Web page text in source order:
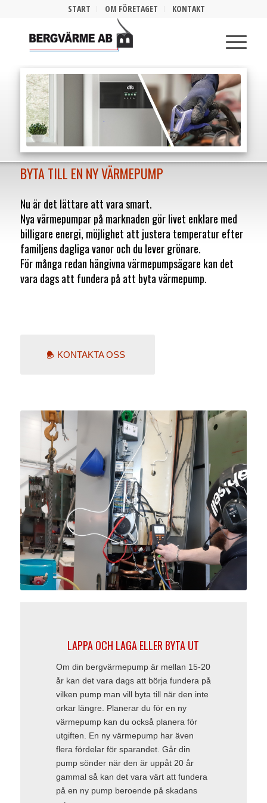
START OM FÖRETAGET KONTAKT
BYTA TILL EN NY VÄRMEPUMP
Nu är det lättare att vara smart.
Nya värmepumpar på marknaden gör livet enklare med
billigare energi, möjlighet att justera temperatur efter
familjens dagliga vanor och du lever grönare.
För många redan hängivna värmepumpsägare kan det
vara dags att fundera på att byta värmepump.
KONTAKTA OSS
LAPPA OCH LAGA ELLER BYTA UT
Om din bergvärmepump är mellan 15-20
år kan det vara dags att börja fundera på
vilken pump man vill byta till när den inte
orkar längre. Planerar du för en ny
värmepump kan du också planera för
utgiften. En ny värmepump har även
flera fördelar för sparandet. Går din
pump sönder när den är uppåt 20 år
gammal så kan det vara värt att fundera
på en ny pump beroende på skadans